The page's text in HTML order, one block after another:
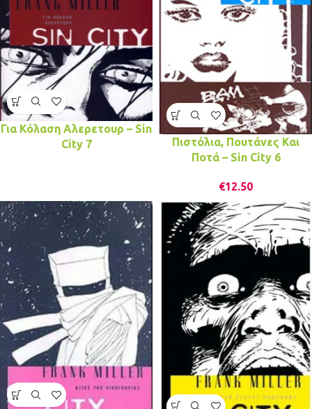
Για Κόλαση Αλερετουρ – Sin
City 7
Πιστόλια, Πουτάνες Και
Ποτά – Sin City 6
€12.50